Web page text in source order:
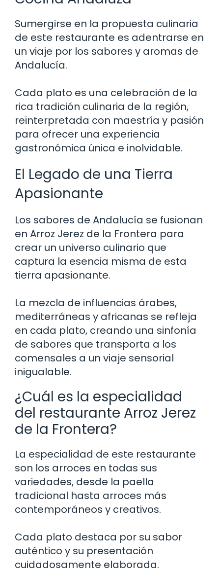
Sumergirse en la propuesta culinaria
de este restaurante es adentrarse en
un viaje por los sabores y aromas de
Andalucía.
Cada plato es una celebración de la
rica tradición culinaria de la región,
reinterpretada con maestría y pasión
para ofrecer una experiencia
gastronómica única e inolvidable.
El Legado de una Tierra
Apasionante
Los sabores de Andalucía se fusionan
en Arroz Jerez de la Frontera para
crear un universo culinario que
captura la esencia misma de esta
tierra apasionante.
La mezcla de influencias árabes,
mediterráneas y africanas se refleja
en cada plato, creando una sinfonía
de sabores que transporta a los
comensales a un viaje sensorial
inigualable.
¿Cuál es la especialidad
del restaurante Arroz Jerez
de la Frontera?
La especialidad de este restaurante
son los arroces en todas sus
variedades, desde la paella
tradicional hasta arroces más
contemporáneos y creativos.
Cada plato destaca por su sabor
auténtico y su presentación
cuidadosamente elaborada.